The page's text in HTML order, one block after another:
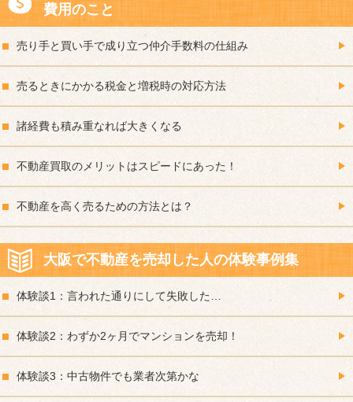
費用のこと
売り手と買い手で成り立つ仲介手数料の仕組み
売るときにかかる税金と増税時の対応方法
諸経費も積み重なれば大きくなる
不動産買取のメリットはスピードにあった！
不動産を高く売るための方法とは？
大阪で不動産を売却した人の体験事例集
体験談1：言われた通りにして失敗した…
体験談2：わずか2ヶ月でマンションを売却！
体験談3：中古物件でも業者次第かな